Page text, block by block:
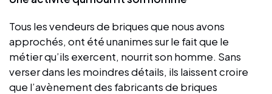
Tous les vendeurs de briques que nous avons
approchés, ont été unanimes sur le fait que le
métier qu’ils exercent, nourrit son homme. Sans
verser dans les moindres détails, ils laissent croire
que l’avènement des fabricants de briques